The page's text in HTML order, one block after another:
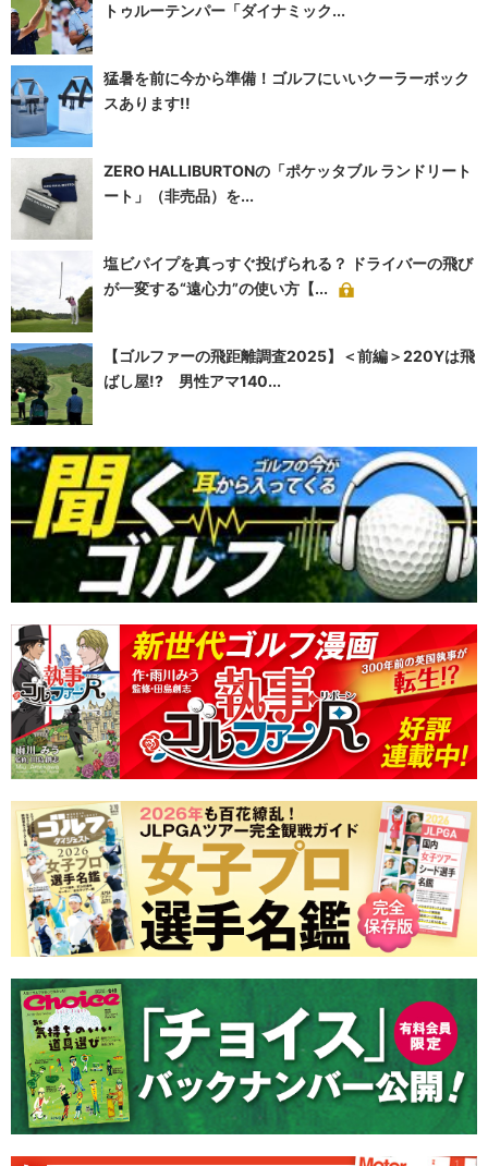
トゥルーテンパー「ダイナミック...
猛暑を前に今から準備！ゴルフにいいクーラーボック
スあります!!
ZERO HALLIBURTONの「ポケッタブル ランドリート
ート」（非売品）を...
塩ビパイプを真っすぐ投げられる？ ドライバーの飛び
が一変する“遠心力”の使い方【...
【ゴルファーの飛距離調査2025】＜前編＞220Yは飛
ばし屋!? 男性アマ140...